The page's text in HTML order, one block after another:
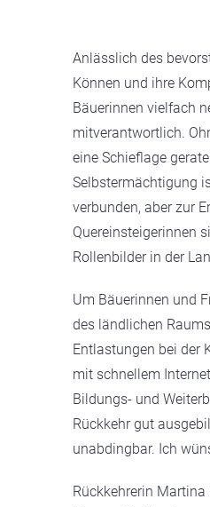
Anlässlich des
Können und ihre
Bäuerinnen vielfach
mitverantwortlich.
eine Schieflage
Selbstermächtigung
verbunden, aber zur
Quereinsteigerinnen
Rollenbilder in der
Um Bäuerinnen und
des ländlichen
Entlastungen bei der
mit schnellem
Bildungs- und
Rückkehr gut
unabdingbar. Ich
Rückkehrerin